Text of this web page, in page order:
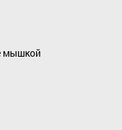
мышкой